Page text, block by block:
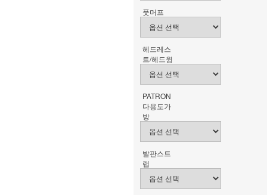
풋머프
헤드레스
트/헤드윙
PATRON
다용도가
방
발판스트
랩